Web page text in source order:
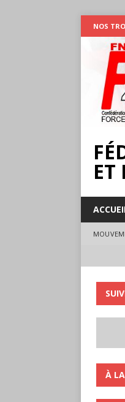
NOS
ET
À